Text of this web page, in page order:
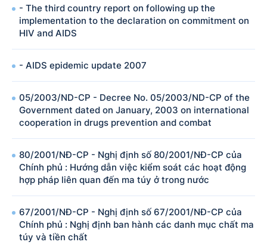
- The third country report on following up the
implementation to the declaration on commitment on
HIV and AIDS
- AIDS epidemic update 2007
05/2003/ND-CP - Decree No. 05/2003/ND-CP of the
Government dated on January, 2003 on international
cooperation in drugs prevention and combat
80/2001/NĐ-CP - Nghị định số 80/2001/NĐ-CP của
Chính phủ : Hướng dẫn việc kiểm soát các hoạt động
hợp pháp liên quan đến ma túy ở trong nước
67/2001/NĐ-CP - Nghị định số 67/2001/NĐ-CP của
Chính phủ : Nghị định ban hành các danh mục chất ma
túy và tiền chất